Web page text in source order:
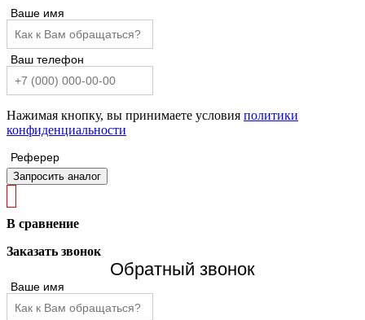
Ваше имя
Ваш телефон
Нажимая кнопку, вы принимаете условия политики
конфиденциальности
Реферер
Запросить аналог
В сравнение
Заказать звонок
Обратный звонок
Ваше имя